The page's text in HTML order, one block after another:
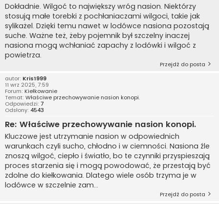
Dokładnie. Wilgoć to największy wróg nasion. Niektórzy
stosują małe torebki z pochłaniaczami wilgoci, takie jak
sylikażel. Dzięki temu nawet w lodówce nasiona pozostają
suche. Ważne też, żeby pojemnik był szczelny inaczej
nasiona mogą wchłaniać zapachy z lodówki i wilgoć z
powietrza.
Przejdź do posta
autor: Kris1999
11 wrz 2025, 7:59
Forum: Kiełkowanie
Temat: Właściwe przechowywanie nasion konopi.
Odpowiedzi: 7
Odsłony: 4543
Re: Właściwe przechowywanie nasion konopi.
Kluczowe jest utrzymanie nasion w odpowiednich
warunkach czyli sucho, chłodno i w ciemności. Nasiona źle
znoszą wilgoć, ciepło i światło, bo te czynniki przyspieszają
proces starzenia się i mogą powodować, że przestają być
zdolne do kiełkowania. Dlatego wiele osób trzyma je w
lodówce w szczelnie zam...
Przejdź do posta